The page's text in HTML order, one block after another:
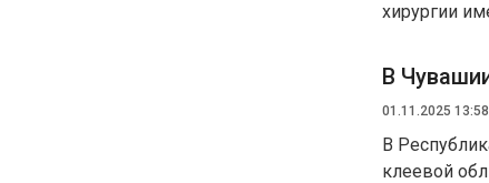
хирургии
В
01.11.2025 13:58
В
клеевой